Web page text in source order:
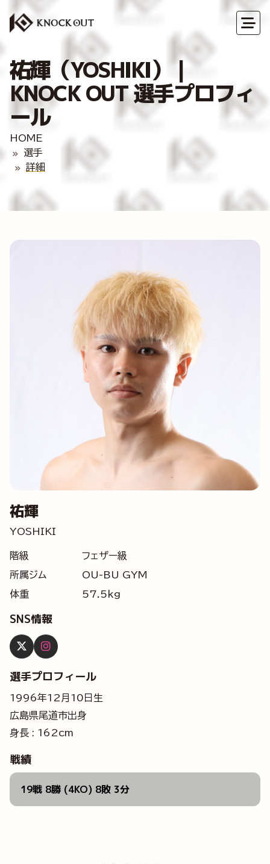
祐輝（YOSHIKI）｜
KNOCK OUT 選手プロフィ
ール
HOME
選手
詳細
祐輝
YOSHIKI
階級
フェザー級
所属ジム
OU-BU GYM
体重
57.5kg
SNS情報
選手プロフィール
1996年12月10日生
広島県尾道市出身
身長 : 162cm
戦績
19戦 8勝 (4KO) 8敗 3分